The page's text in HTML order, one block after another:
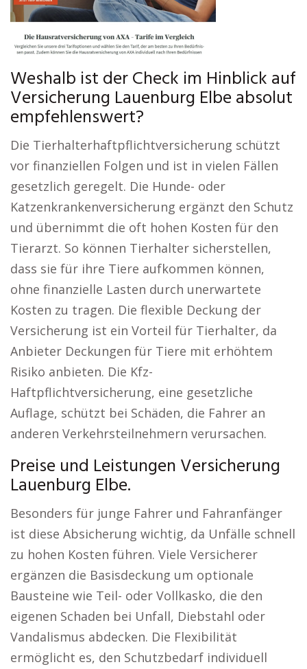
Weshalb ist der Check im Hinblick auf
Versicherung Lauenburg Elbe absolut
empfehlenswert?
Die Tierhalterhaftpflichtversicherung schützt
vor finanziellen Folgen und ist in vielen Fällen
gesetzlich geregelt. Die Hunde- oder
Katzenkrankenversicherung ergänzt den Schutz
und übernimmt die oft hohen Kosten für den
Tierarzt. So können Tierhalter sicherstellen,
dass sie für ihre Tiere aufkommen können,
ohne finanzielle Lasten durch unerwartete
Kosten zu tragen. Die flexible Deckung der
Versicherung ist ein Vorteil für Tierhalter, da
Anbieter Deckungen für Tiere mit erhöhtem
Risiko anbieten. Die Kfz-
Haftpflichtversicherung, eine gesetzliche
Auflage, schützt bei Schäden, die Fahrer an
anderen Verkehrsteilnehmern verursachen.
Preise und Leistungen Versicherung
Lauenburg Elbe.
Besonders für junge Fahrer und Fahranfänger
ist diese Absicherung wichtig, da Unfälle schnell
zu hohen Kosten führen. Viele Versicherer
ergänzen die Basisdeckung um optionale
Bausteine wie Teil- oder Vollkasko, die den
eigenen Schaden bei Unfall, Diebstahl oder
Vandalismus abdecken. Die Flexibilität
ermöglicht es, den Schutzbedarf individuell